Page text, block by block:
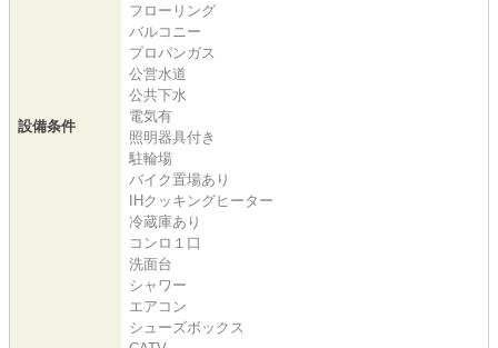
設備条件
フローリング
バルコニー
プロパンガス
公営水道
公共下水
電気有
照明器具付き
駐輪場
バイク置場あり
IHクッキングヒーター
冷蔵庫あり
コンロ１口
洗面台
シャワー
エアコン
シューズボックス